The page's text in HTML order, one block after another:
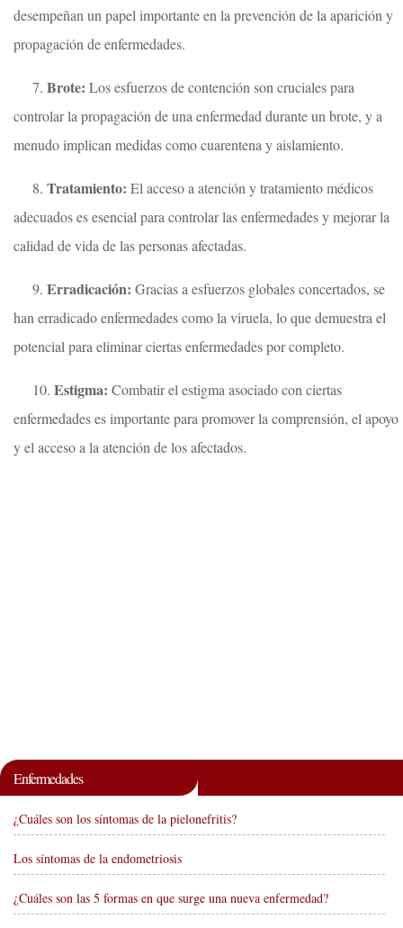
desempeñan un papel importante en la prevención de la aparición y
propagación de enfermedades.
7. Brote: Los esfuerzos de contención son cruciales para
controlar la propagación de una enfermedad durante un brote, y a
menudo implican medidas como cuarentena y aislamiento.
8. Tratamiento: El acceso a atención y tratamiento médicos
adecuados es esencial para controlar las enfermedades y mejorar la
calidad de vida de las personas afectadas.
9. Erradicación: Gracias a esfuerzos globales concertados, se
han erradicado enfermedades como la viruela, lo que demuestra el
potencial para eliminar ciertas enfermedades por completo.
10. Estigma: Combatir el estigma asociado con ciertas
enfermedades es importante para promover la comprensión, el apoyo
y el acceso a la atención de los afectados.
Enfermedades
¿Cuáles son los síntomas de la pielonefritis?
Los síntomas de la endometriosis
¿Cuáles son las 5 formas en que surge una nueva enfermedad?